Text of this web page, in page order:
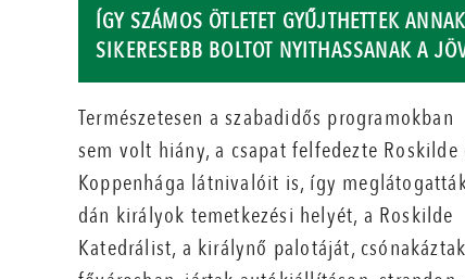
ÍGY SZÁMOS ÖTLETET GYŰJTHETTEK
SIKERESEBB BOLTOT NYITHASSANAK A
Természetesen a szabadidős programokban
sem volt hiány, a csapat felfedezte Roskilde
Koppenhága látnivalóit is, így
dán királyok temetkezési helyét, a Roskilde
Katedrálist, a királynő palotáját,